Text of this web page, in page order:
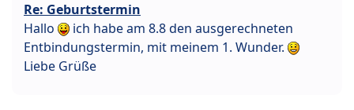
Re: Geburtstermin
Hallo
ich habe am 8.8 den ausgerechneten
Entbindungstermin, mit meinem 1. Wunder.
Liebe Grüße